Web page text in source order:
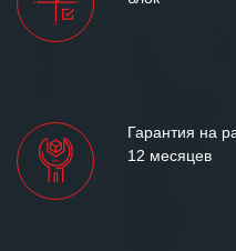
Гарантия на
12 месяцев